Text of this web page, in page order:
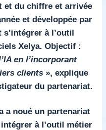
et du chiffre et arrivée
et développée par
à l’outil
Xelya. Objectif :
en l’incorporant
clients », explique
du partenariat.
a noué un partenariat
à l’outil métier